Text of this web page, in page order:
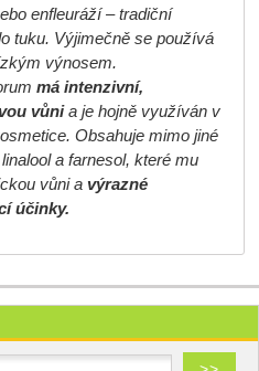
enfleuráží – tradiční
tuku. Výjimečně se používá
výnosem.
má intenzivní,
vůnia je hojně využíván v
Obsahuje mimo jiné
a farnesol, které mu
vůni a výrazné
účinky.